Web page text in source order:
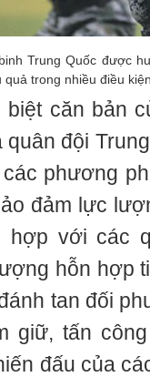
Trung Quốc được
quả trong nhiều điều
căn bản
đội
phương
đảm lực
hợp với các
hỗn hợp
tan đối
giữ, tấn
đấu của